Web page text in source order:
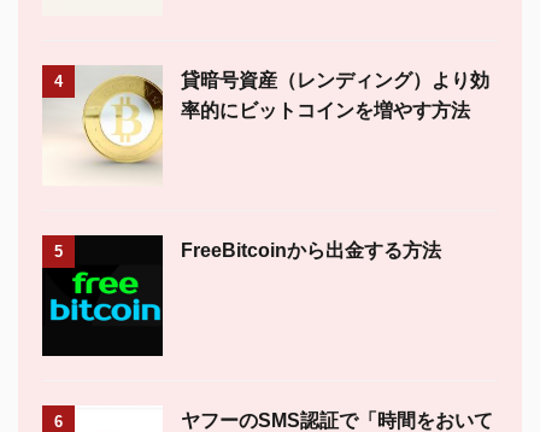
4
貸暗号資産（レンディング）より効
率的にビットコインを増やす方法
5 FreeBitcoinから出金する方法
6
ヤフーのSMS認証で「時間をおいて